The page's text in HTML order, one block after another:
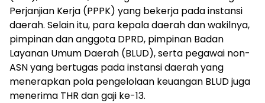
Perjanjian Kerja (PPPK) yang bekerja pada instansi
daerah. Selain itu, para kepala daerah dan wakilnya,
pimpinan dan anggota DPRD, pimpinan Badan
Layanan Umum Daerah (BLUD), serta pegawai non-
ASN yang bertugas pada instansi daerah yang
menerapkan pola pengelolaan keuangan BLUD juga
menerima THR dan gaji ke-13.